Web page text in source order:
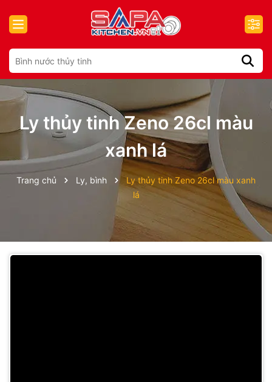
Ly thủy tinh Zeno 26cl màu
xanh lá
Trang chủ Ly, bình
Ly thủy tinh Zeno 26cl màu xanh
lá